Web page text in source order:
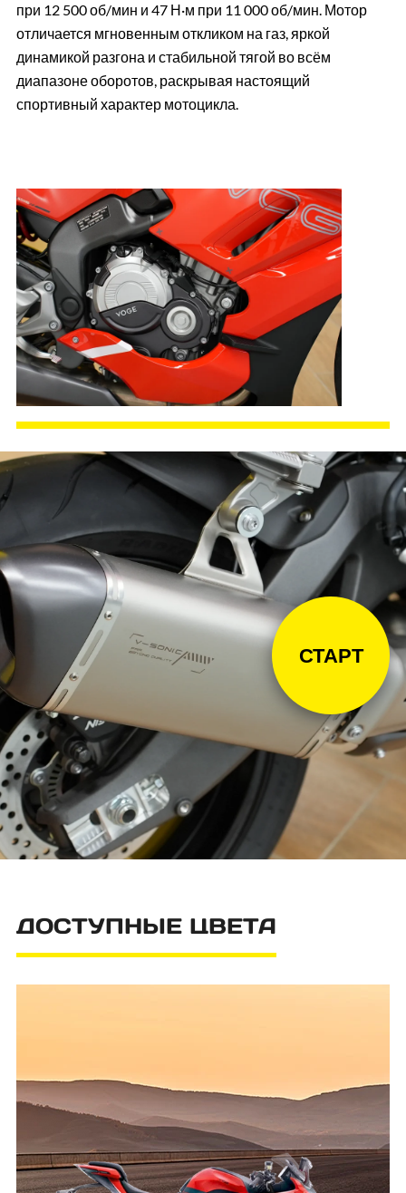
при 12 500 об/мин и 47 Н·м при 11 000 об/мин. Мотор
отличается мгновенным откликом на газ, яркой
динамикой разгона и стабильной тягой во всём
диапазоне оборотов, раскрывая настоящий
спортивный характер мотоцикла.
СТАРТ
ДОСТУПНЫЕ ЦВЕТА